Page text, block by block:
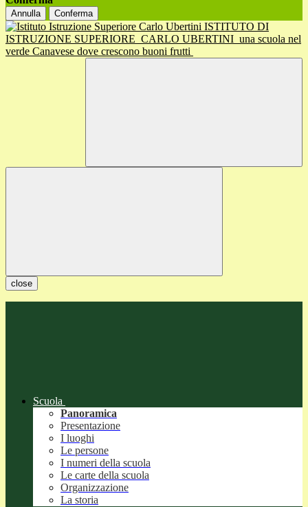
Annulla Conferma
ISTITUTO DI
ISTRUZIONE SUPERIORE CARLO UBERTINI una scuola nel
verde Canavese dove crescono buoni frutti
close
Scuola
Panoramica
Presentazione
I luoghi
Le persone
I numeri della scuola
Le carte della scuola
Organizzazione
La storia